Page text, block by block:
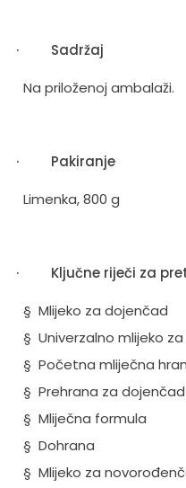
·
Sadržaj
Na priloženoj ambalaži.
·
Pakiranje
Limenka, 800 g
·
Ključne riječi za
§ Mlijeko za dojenčad
§ Univerzalno mlijeko
§ Početna mliječna
§ Prehrana za dojenčad
§ Mliječna formula
§ Dohrana
§ Mlijeko za